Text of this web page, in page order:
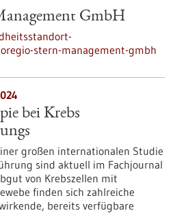
GmbH
stern-management-gmbh
bei Krebs
großen internationalen Studie
sind aktuell im Fachjournal
von Krebszellen mit
finden sich zahlreiche
bereits verfügbare